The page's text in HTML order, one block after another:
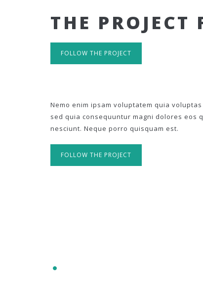
THE PROJECT
FOLLOW THE PROJECT
Nemo enim ipsam voluptatem quia
sed quia consequuntur magni dolores eos
nesciunt. Neque porro quisquam est.
FOLLOW THE PROJECT